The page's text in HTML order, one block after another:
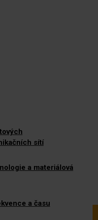
sítí
a materiálová
a času